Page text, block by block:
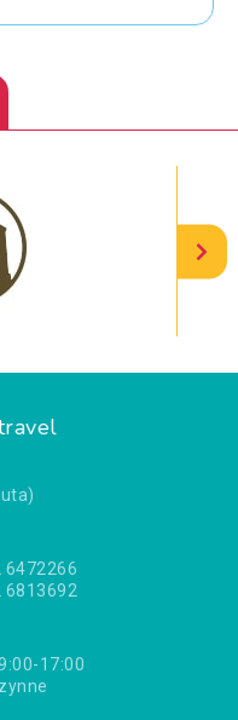
6472266
6813692
17:00